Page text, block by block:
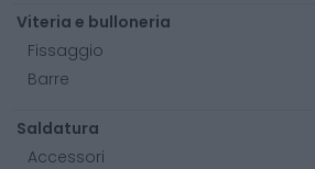
Viteria e bulloneria
Fissaggio
Barre
Saldatura
Accessori